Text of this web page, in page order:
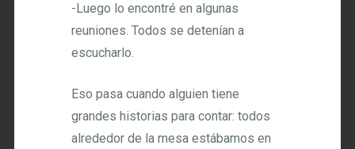
-Luego lo encontré en algunas
reuniones. Todos se detenían a
escucharlo.
Eso pasa cuando alguien tiene
grandes historias para contar: todos
alrededor de la mesa estábamos en